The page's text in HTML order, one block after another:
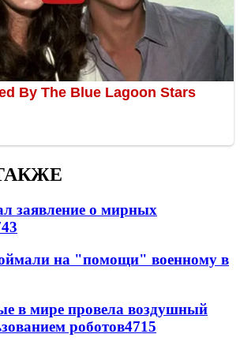
заявление о мирных
на "помощи" военному в
в мире провела воздушный
роботов4715